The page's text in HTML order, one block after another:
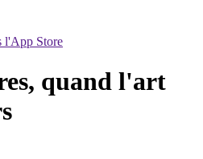
l'App Store
quand l'art